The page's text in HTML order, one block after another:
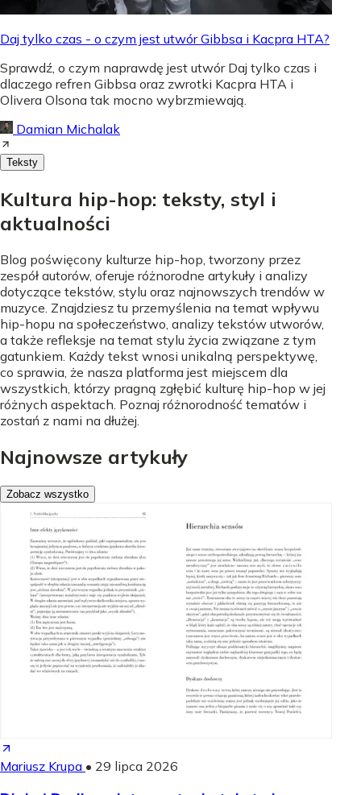
Daj tylko czas - o czym jest utwór Gibbsa i Kacpra HTA?
Sprawdź, o czym naprawdę jest utwór Daj tylko czas i
dlaczego refren Gibbsa oraz zwrotki Kacpra HTA i
Olivera Olsona tak mocno wybrzmiewają.
Damian Michalak
Teksty
Kultura hip-hop: teksty, styl i
aktualności
Blog poświęcony kulturze hip-hop, tworzony przez
zespół autorów, oferuje różnorodne artykuły i analizy
dotyczące tekstów, stylu oraz najnowszych trendów w
muzyce. Znajdziesz tu przemyślenia na temat wpływu
hip-hopu na społeczeństwo, analizy tekstów utworów,
a także refleksje na temat stylu życia związane z tym
gatunkiem. Każdy tekst wnosi unikalną perspektywę,
co sprawia, że nasza platforma jest miejscem dla
wszystkich, którzy pragną zgłębić kulturę hip-hop w jej
różnych aspektach. Poznaj różnorodność tematów i
zostań z nami na dłużej.
Najnowsze artykuły
Zobacz wszystko
Mariusz Krupa • 29 lipca 2026